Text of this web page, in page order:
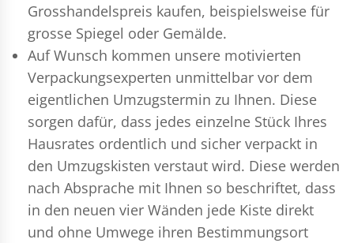
Grosshandelspreis kaufen, beispielsweise für
grosse Spiegel oder Gemälde.
Auf Wunsch kommen unsere motivierten
Verpackungsexperten unmittelbar vor dem
eigentlichen Umzugstermin zu Ihnen. Diese
sorgen dafür, dass jedes einzelne Stück Ihres
Hausrates ordentlich und sicher verpackt in
den Umzugskisten verstaut wird. Diese werden
nach Absprache mit Ihnen so beschriftet, dass
in den neuen vier Wänden jede Kiste direkt
und ohne Umwege ihren Bestimmungsort